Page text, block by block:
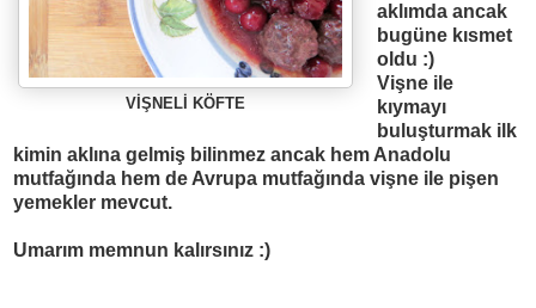
VİŞNELİ KÖFTE
aklımda ancak
bugüne kısmet
oldu :)
Vişne ile
kıymayı
buluşturmak ilk
kimin aklına gelmiş bilinmez ancak hem Anadolu
mutfağında hem de Avrupa mutfağında vişne ile pişen
yemekler mevcut.
Umarım memnun kalırsınız :)